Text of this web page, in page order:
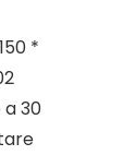
*
30